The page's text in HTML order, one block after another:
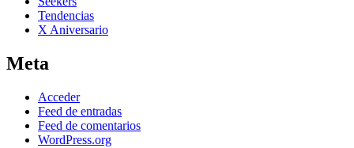
Tendencias
X Aniversario
Meta
Acceder
Feed de entradas
Feed de comentarios
WordPress.org